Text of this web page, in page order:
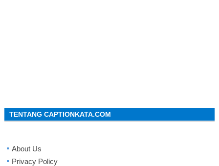
TENTANG CAPTIONKATA.COM
About Us
Privacy Policy